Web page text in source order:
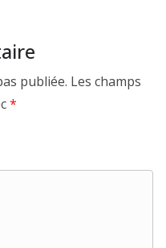
publiée. Les champs
*